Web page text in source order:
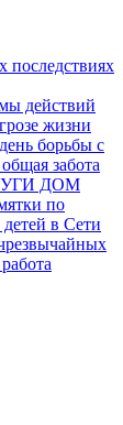
последствиях
действий
жизни
борьбы с
забота
ДОМ
по
в Сети